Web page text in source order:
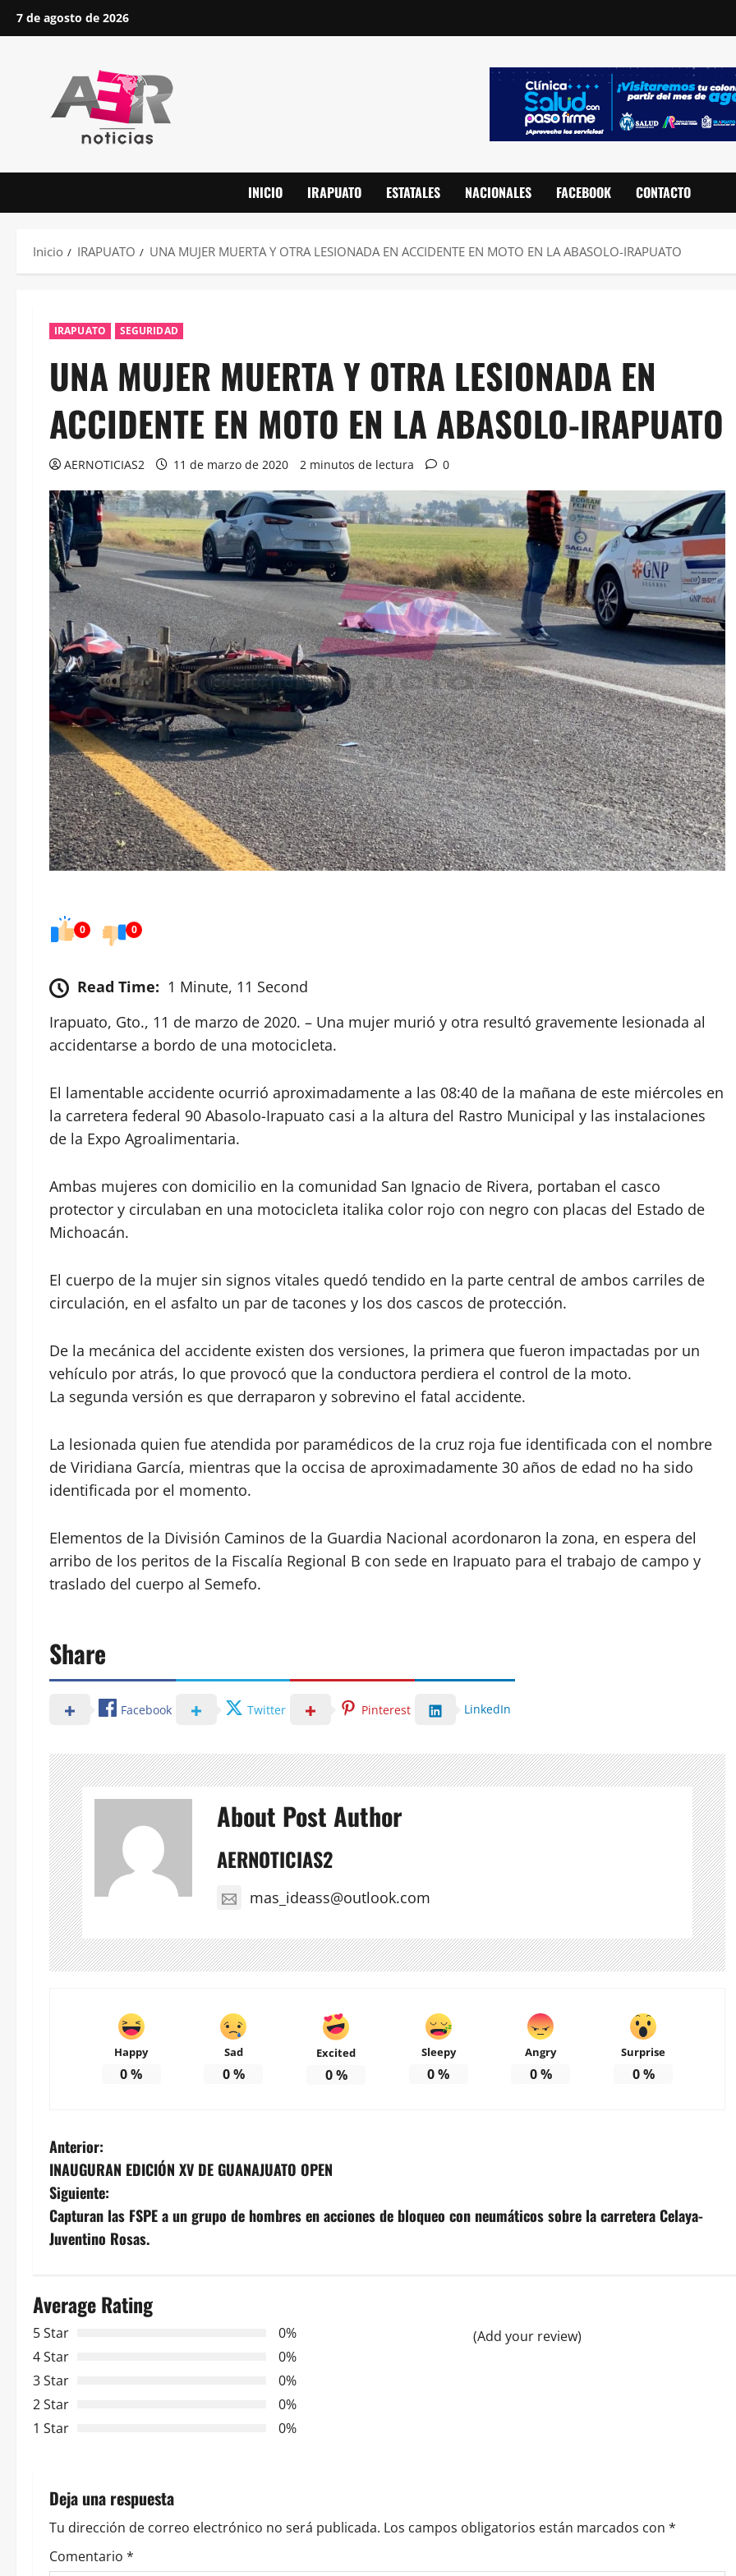
Saltar7 de agosto de 2026
INICIO IRAPUATO ESTATALES NACIONALES FACEBOOK CONTACTO
Inicio IRAPUATO UNA MUJER MUERTA Y OTRA LESIONADA EN ACCIDENTE EN MOTO EN LA ABASOLO-IRAPUATO
IRAPUATO SEGURIDAD
UNA MUJER MUERTA Y OTRA LESIONADA EN
ACCIDENTE EN MOTO EN LA ABASOLO-IRAPUATO
AERNOTICIAS2 11 de marzo de 2020 2 minutos de lectura 0
0 0
Read Time: 1 Minute, 11 Second
Irapuato, Gto., 11 de marzo de 2020. – Una mujer murió y otra resultó gravemente lesionada al
accidentarse a bordo de una motocicleta.
El lamentable accidente ocurrió aproximadamente a las 08:40 de la mañana de este miércoles en
la carretera federal 90 Abasolo-Irapuato casi a la altura del Rastro Municipal y las instalaciones
de la Expo Agroalimentaria.
Ambas mujeres con domicilio en la comunidad San Ignacio de Rivera, portaban el casco
protector y circulaban en una motocicleta italika color rojo con negro con placas del Estado de
Michoacán.
El cuerpo de la mujer sin signos vitales quedó tendido en la parte central de ambos carriles de
circulación, en el asfalto un par de tacones y los dos cascos de protección.
De la mecánica del accidente existen dos versiones, la primera que fueron impactadas por un
vehículo por atrás, lo que provocó que la conductora perdiera el control de la moto.
La segunda versión es que derraparon y sobrevino el fatal accidente.
La lesionada quien fue atendida por paramédicos de la cruz roja fue identificada con el nombre
de Viridiana García, mientras que la occisa de aproximadamente 30 años de edad no ha sido
identificada por el momento.
Elementos de la División Caminos de la Guardia Nacional acordonaron la zona, en espera del
arribo de los peritos de la Fiscalía Regional B con sede en Irapuato para el trabajo de campo y
traslado del cuerpo al Semefo.
Share
Facebook Twitter Pinterest LinkedIn
About Post Author
AERNOTICIAS2
mas_ideass@outlook.com
Happy
0%
Sad
0%
Excited
0%
Sleepy
0%
Angry
0%
Surprise
0%
N
a
v
e
a
c
i
ó
d
e
e
Anterior:
INAUGURAN EDICIÓN XV DE GUANAJUATO OPEN
Siguiente:
Capturan las FSPE a un grupo de hombres en acciones de bloqueo con neumáticos sobre la carretera Celaya-
Juventino Rosas.
Average Rating
5 Star
0%
4 Star
0%
3 Star
0%
2 Star
0%
1 Star
0%
(Add your review)
Deja una respuesta
Tu dirección de correo electrónico no será publicada. Los campos obligatorios están marcados con *
Comentario *